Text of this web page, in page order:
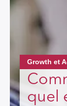
Growth et
quel